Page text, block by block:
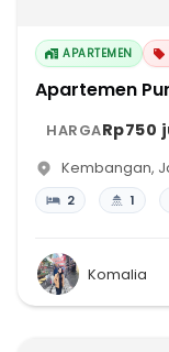
APARTEMEN
Apartemen
HARGARp750
Kembangan,
2 1
Komalia